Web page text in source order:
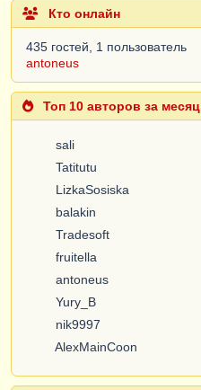
Кто онлайн
435 гостей, 1 пользователь
antoneus
Топ 10 авторов за месяц
sali
Tatitutu
LizkaSosiska
balakin
Tradesoft
fruitella
antoneus
Yury_B
nik9997
AlexMainCoon